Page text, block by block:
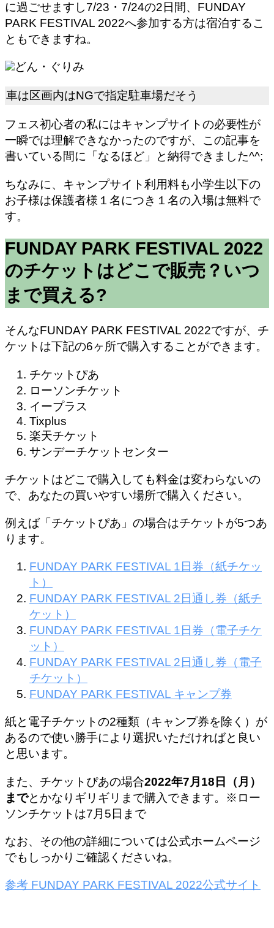
に過ごせますし7/23・7/24の2日間、FUNDAY
PARK FESTIVAL 2022へ参加する方は宿泊するこ
ともできますね。
どん・ぐりみ
車は区画内はNGで指定駐車場だそう
フェス初心者の私にはキャンプサイトの必要性が
一瞬では理解できなかったのですが、この記事を
書いている間に「なるほど」と納得できました^^;
ちなみに、キャンプサイト利用料も小学生以下の
お子様は保護者様１名につき１名の入場は無料で
す。
FUNDAY PARK FESTIVAL 2022
のチケットはどこで販売？いつ
まで買える?
そんなFUNDAY PARK FESTIVAL 2022ですが、チ
ケットは下記の6ヶ所で購入することができます。
チケットぴあ
ローソンチケット
イープラス
Tixplus
楽天チケット
サンデーチケットセンター
チケットはどこで購入しても料金は変わらないの
で、あなたの買いやすい場所で購入ください。
例えば「チケットぴあ」の場合はチケットが5つあ
ります。
FUNDAY PARK FESTIVAL 1日券（紙チケッ
ト）
FUNDAY PARK FESTIVAL 2日通し券（紙チ
ケット）
FUNDAY PARK FESTIVAL 1日券（電子チケ
ット）
FUNDAY PARK FESTIVAL 2日通し券（電子
チケット）
FUNDAY PARK FESTIVAL キャンプ券
紙と電子チケットの2種類（キャンプ券を除く）が
あるので使い勝手により選択いただければと良い
と思います。
また、チケットぴあの場合2022年7月18日（月）
までとかなりギリギリまで購入できます。※ロー
ソンチケットは7月5日まで
なお、その他の詳細については公式ホームページ
でもしっかりご確認くださいね。
参考 FUNDAY PARK FESTIVAL 2022公式サイト